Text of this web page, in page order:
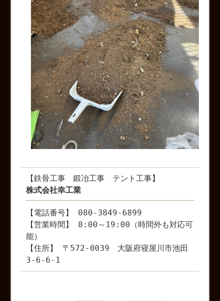
【鉄骨工事 鍛冶工事 テント工事】
株式会社幸工業
【電話番号】 080-3849-6899
【営業時間】 8:00～19:00（時間外も対応可
能）
【住所】 〒572-0039 大阪府寝屋川市池田
3-6-6-1